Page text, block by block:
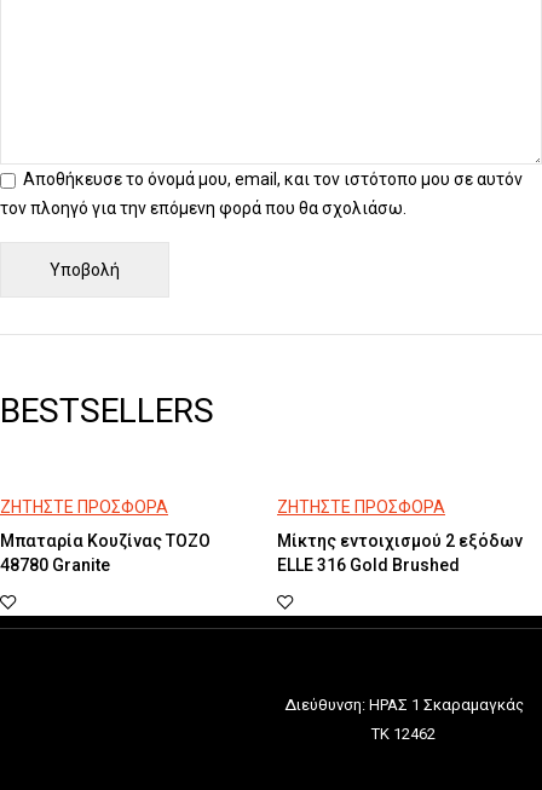
Αποθήκευσε το όνομά μου, email, και τον ιστότοπο μου σε αυτόν
τον πλοηγό για την επόμενη φορά που θα σχολιάσω.
BESTSELLERS
ΖΗΤΗΣΤΕ ΠΡΟΣΦΟΡΑ
Μπαταρία Κουζίνας TOZO
48780 Granite
ΖΗΤΗΣΤΕ ΠΡΟΣΦΟΡΑ
Μίκτης εντοιχισμού 2 εξόδων
ELLE 316 Gold Brushed
Διεύθυνση: ΗΡΑΣ 1 Σκαραμαγκάς
ΤΚ 12462